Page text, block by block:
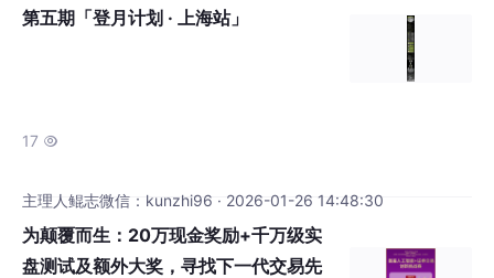
制造业实现技术突破，验证了AI落地的商业
第五期「登月计划 · 上海站」
17 
主理人鲲志微信：kunzhi96 · 2026-01-26 14:48:30
为颠覆而生：20万现金奖励+千万级实
盘测试及额外大奖，寻找下一代交易先